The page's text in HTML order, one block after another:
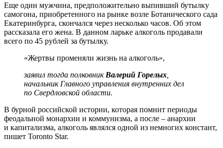
Еще один мужчина, предположительно выпивший бутылку
самогона, приобретенного на рынке возле Ботанического сада
Екатеринбурга, скончался через несколько часов. Об этом
рассказала его жена. В данном ларьке алкоголь продавали
всего по 45 рублей за бутылку.
«Жертвы променяли жизнь на алкоголь»,
заявил тогда полковник Валерий Горелых
начальник Главного управления внутренних дел
по Свердловской области.
В бурной российской истории, которая помнит периоды
феодальной монархии и коммунизма, а после – анархии
и капитализма, алкоголь являлся одной из немногих констант,
пишет Toronto Star.